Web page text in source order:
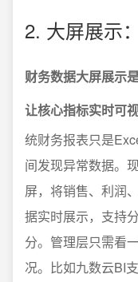
2. 大屏展示
财务数据大屏展示
让核心指标实时可
统财务报表只是
间发现异常数据。
屏，将销售、利润
据实时展示，支持
分。管理层只需看
况。比如九数云BI